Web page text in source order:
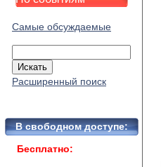
Самые обсуждаемые
Расширенный поиск
В свободном доступе:
Бесплатно: